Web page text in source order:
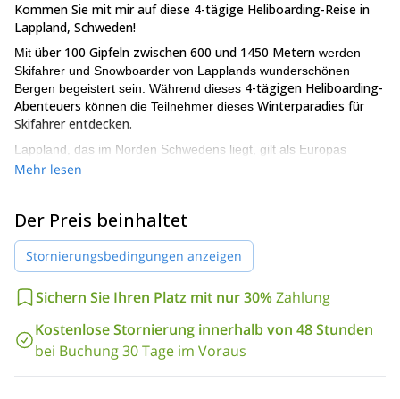
Kommen Sie mit mir auf diese 4-tägige Heliboarding-Reise in
Lappland, Schweden!
Mit über 100 Gipfeln zwischen 600 und 1450 Metern werden
Skifahrer und Snowboarder von Lapplands wunderschönen
Bergen begeistert sein. Während dieses 4-tägigen Heliboarding-
Abenteuers können die Teilnehmer dieses Winterparadies für
Skifahrer entdecken.
Lappland, das im Norden Schwedens liegt, gilt als Europas
letztes verbliebenes Wildnisgebiet und ist meiner Meinung nach
Der Preis für diese 4-tägige Reise
(zusätzliche Zeit kann gekauft werden, wenn die Bedingungen
gut sind). Wir werden in dem Gebiet zwischen Björkliden,
Somit haben wir die Wahl aus 5000 Quadratmetern befahrbarem
Um an diesem Heliboarding-Abenteuer teilzunehmen, müssen
die Teilnehmererfahrene Skifahrersowie
Snowboardersein und sich inhervorragender körperlicher
Mehr lesen
Der Preis beinhaltet
Stornierungsbedingungen anzeigen
Sichern Sie Ihren Platz mit nur 30%Zahlung
Kostenlose Stornierung innerhalb von 48 Stunden
bei Buchung 30 Tage im Voraus